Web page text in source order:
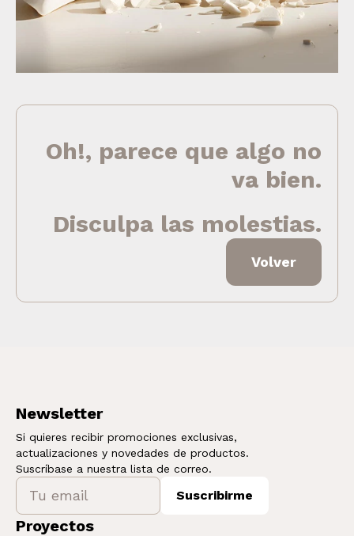
Oh!, parece que algo no
va bien.
Disculpa las molestias.
Volver
Newsletter
Si quieres recibir promociones exclusivas,
actualizaciones y novedades de productos.
Suscríbase a nuestra lista de correo.
Suscribirme
Proyectos